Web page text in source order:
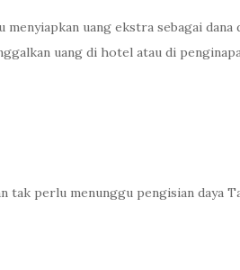
menyiapkan uang ekstra sebagai dana
uang di hotel atau di
tak perlu menunggu pengisian daya